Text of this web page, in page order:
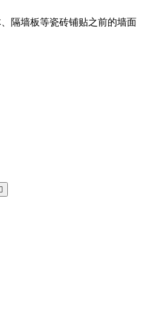
隔墙板等瓷砖铺贴之前的墙面
